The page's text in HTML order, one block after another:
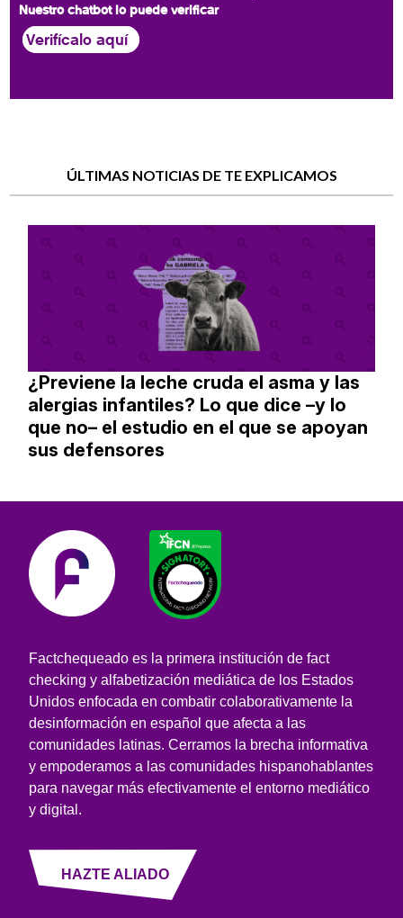
Nuestro chatbot lo puede verificar
Verifícalo aquí
ÚLTIMAS NOTICIAS DE TE EXPLICAMOS
¿Previene la leche cruda el asma y las
alergias infantiles? Lo que dice –y lo
que no– el estudio en el que se apoyan
sus defensores
Factchequeado es la primera institución de fact
checking y alfabetización mediática de los Estados
Unidos enfocada en combatir colaborativamente la
desinformación en español que afecta a las
comunidades latinas. Cerramos la brecha informativa
y empoderamos a las comunidades hispanohablantes
para navegar más efectivamente el entorno mediático
y digital.
HAZTE ALIADO